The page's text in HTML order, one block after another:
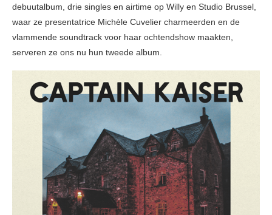
debuutalbum, drie singles en airtime op Willy en Studio Brussel,
waar ze presentatrice Michèle Cuvelier charmeerden en de
vlammende soundtrack voor haar ochtendshow maakten,
serveren ze ons nu hun tweede album.